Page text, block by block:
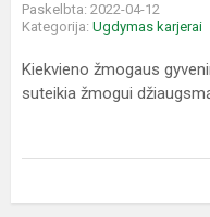
Paskelbta: 2022-04-12
Kategorija: Ugdymas karjerai
Kiekvieno žmogaus
suteikia žmogui